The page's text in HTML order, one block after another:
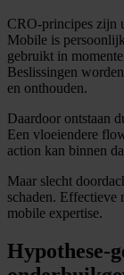
CRO-principes zijn
Mobile is
gebruikt in
Beslissingen
en onthouden.
Daardoor ontstaan
Een vloeiendere
action kan binnen
Maar slecht
schaden. Effectieve
mobile expertise.
Hypothese-